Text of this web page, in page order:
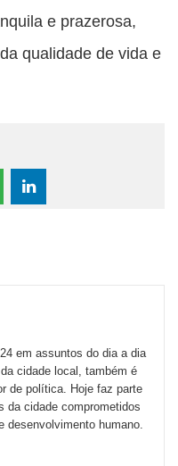
e prazerosa,
qualidade de vida e
em assuntos do dia a dia
cidade local, também é
de política. Hoje faz parte
da cidade comprometidos
desenvolvimento humano.